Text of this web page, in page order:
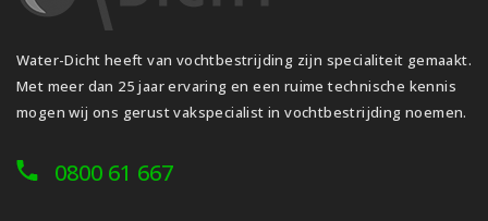
Water-Dicht heeft van vochtbestrijding zijn specialiteit gemaakt.
Met meer dan 25 jaar ervaring en een ruime technische kennis
mogen wij ons gerust vakspecialist in vochtbestrijding noemen.
0800 61 667